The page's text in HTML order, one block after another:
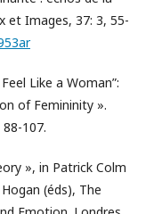
et Images, 37: 3, 55-
Like a Woman”:
of Femininity ».
107.
», in Patrick Colm
(éds), The